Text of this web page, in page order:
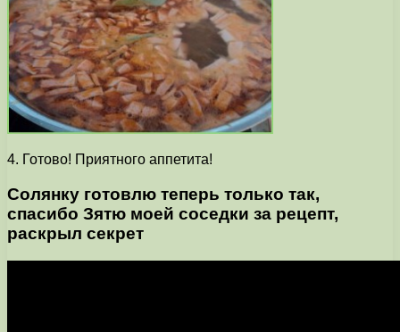
4. Готово! Приятного аппетита!
Солянку готовлю теперь только так,
спасибо Зятю моей соседки за рецепт,
раскрыл секрет